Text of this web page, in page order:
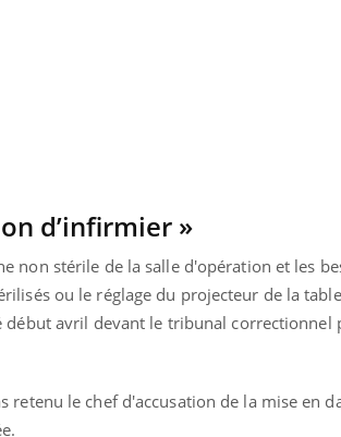
d’infirmier »
non stérile de la salle d'opération et les
ou le réglage du projecteur de la
début avril devant le tribunal correctionnel
le chef d'accusation de la mise en